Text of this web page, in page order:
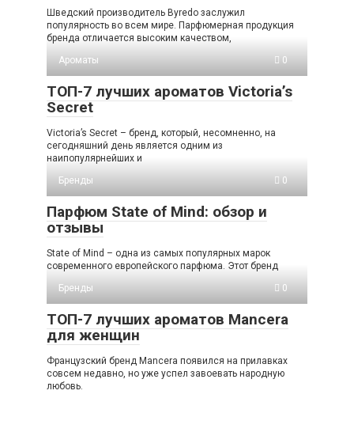
Шведский производитель Byredo заслужил
популярность во всем мире. Парфюмерная продукция
бренда отличается высоким качеством,
Ароматы
0
ТОП-7 лучших ароматов Victoria’s
Secret
Victoria’s Secret – бренд, который, несомненно, на
сегодняшний день является одним из
наипопулярнейших и
Бренды
0
Парфюм State of Mind: обзор и
отзывы
State of Mind – одна из самых популярных марок
современного европейского парфюма. Этот бренд
Бренды
0
ТОП-7 лучших ароматов Mancera
для женщин
Французский бренд Mancera появился на прилавках
совсем недавно, но уже успел завоевать народную
любовь.